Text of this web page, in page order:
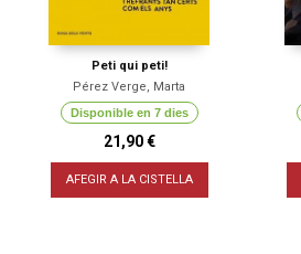
Peti qui peti!
Pérez Verge, Marta
Disponible en 7 dies
21,90 €
AFEGIR A LA CISTELLA